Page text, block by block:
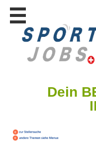
Stellen
finden
inserieren
Personalberatungen
JOB-
Dein